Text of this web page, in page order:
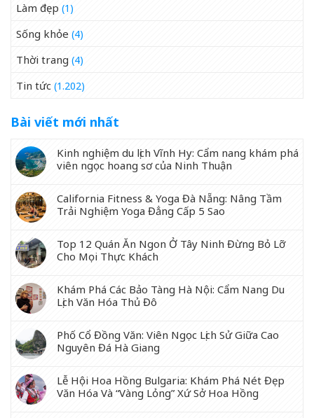
Làm đẹp (1)
Sống khỏe (4)
Thời trang (4)
Tin tức (1.202)
Bài viết mới nhất
Kinh nghiệm du lịch Vĩnh Hy: Cẩm nang khám phá
viên ngọc hoang sơ của Ninh Thuận
California Fitness & Yoga Đà Nẵng: Nâng Tầm
Trải Nghiệm Yoga Đẳng Cấp 5 Sao
Top 12 Quán Ăn Ngon Ở Tây Ninh Đừng Bỏ Lỡ
Cho Mọi Thực Khách
Khám Phá Các Bảo Tàng Hà Nội: Cẩm Nang Du
Lịch Văn Hóa Thủ Đô
Phố Cổ Đồng Văn: Viên Ngọc Lịch Sử Giữa Cao
Nguyên Đá Hà Giang
Lễ Hội Hoa Hồng Bulgaria: Khám Phá Nét Đẹp
Văn Hóa Và “Vàng Lỏng” Xứ Sở Hoa Hồng